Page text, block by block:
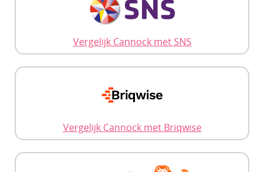
Vergelijk Cannock met SNS
Vergelijk Cannock met Briqwise